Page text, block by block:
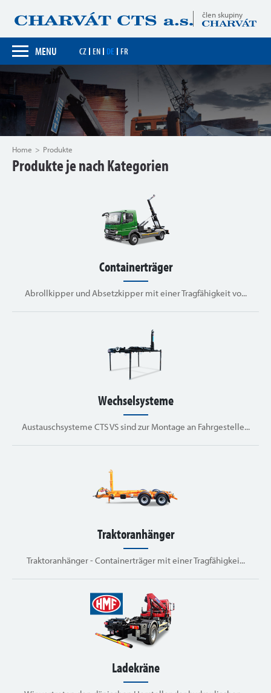
člen skupiny
MENU CZ EN DE FR
Home Produkte
Produkte je nach Kategorien
Containerträger
Abrollkipper und Absetzkipper mit einer Tragfähigkeit vo...
Wechselsysteme
Austauschsysteme CTS VS sind zur Montage an Fahrgestelle...
Traktoranhänger
Traktoranhänger - Containerträger mit einer Tragfähigkei...
Ladekräne